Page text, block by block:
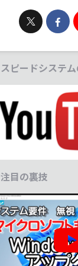
スピードシステ
注目の裏技